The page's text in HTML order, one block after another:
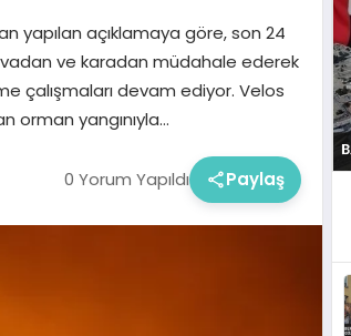
yapılan açıklamaya göre, son 24
ve karadan müdahale ederek
çalışmaları devam ediyor. Velos
orman yangınıyla…
0 Yorum Yapıldı Paylaş